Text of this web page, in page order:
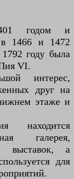
годом и
в 1466 и 1472
году была
VI.
интерес,
друг на
этаже и
находится
галерея,
выставок, а
для